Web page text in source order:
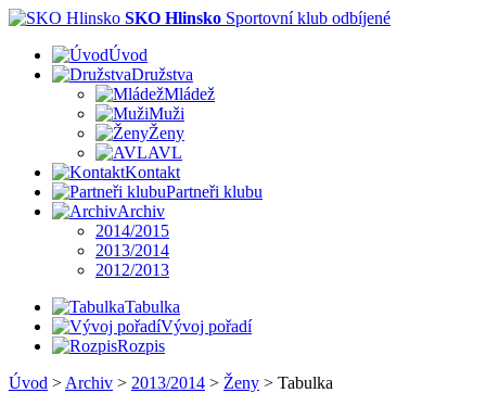
SKO Hlinsko Sportovní klub odbíjené
Úvod
Družstva
Mládež
Muži
Ženy
AVL
Kontakt
Partneři klubu
Archiv
2014/2015
2013/2014
2012/2013
Tabulka
Vývoj pořadí
Rozpis
Úvod > Archiv > 2013/2014 > Ženy > Tabulka